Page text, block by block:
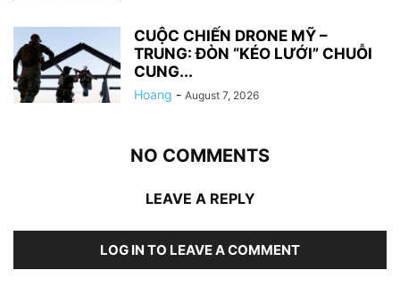
CUỘC CHIẾN DRONE MỸ –
TRUNG: ĐÒN “KÉO LƯỚI” CHUỖI
CUNG...
Hoang - August 7, 2026
NO COMMENTS
LEAVE A REPLY
LOG IN TO LEAVE A COMMENT